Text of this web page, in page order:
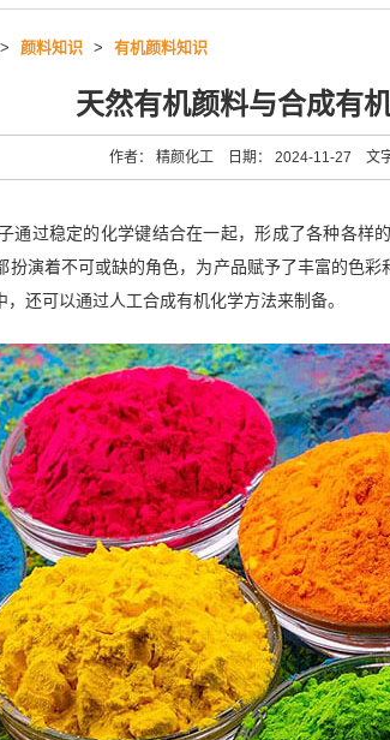
> 颜料知识 > 有机颜料知识
天然有机颜料与合成有
作者： 精颜化工 日期： 2024-11-27 文
通过稳定的化学键结合在一起，形成了各种各
扮演着不可或缺的角色，为产品赋予了丰富的色
还可以通过人工合成有机化学方法来制备。